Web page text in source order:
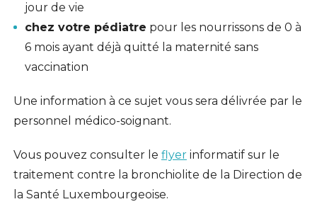
jour de vie
chez votre pédiatre pour les nourrissons de 0 à
6 mois ayant déjà quitté la maternité sans
vaccination
Une information à ce sujet vous sera délivrée par le
personnel médico-soignant.
Vous pouvez consulter le flyerinformatif sur le
traitement contre la bronchiolite de la Direction de
la Santé Luxembourgeoise.